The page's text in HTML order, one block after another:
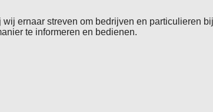
ernaar streven om bedrijven en particulieren
te informeren en bedienen.